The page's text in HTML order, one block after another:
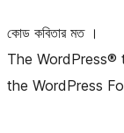
কোড কবিতার মত ।
The
the WordPress